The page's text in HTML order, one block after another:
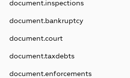
document.inspections
document.bankruptcy
document.court
document.taxdebts
document.enforcements